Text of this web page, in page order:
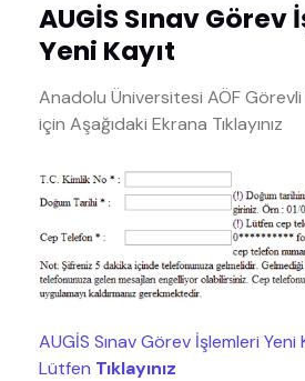
AUGİS Sınav
Yeni Kayıt
Anadolu Üniversitesi AÖF
için Aşağıdaki Ekrana Tıklayınız
AUGİS Sınav Görev İşlemleri Yeni
Lütfen Tıklayınız